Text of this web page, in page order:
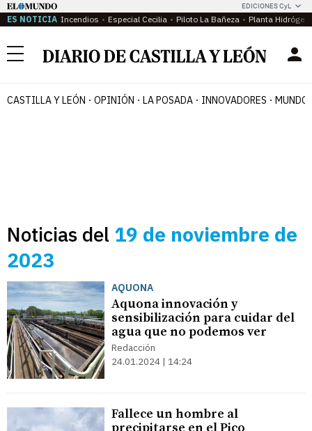
EDICIONES CyL
ES NOTICIA Incendios Especial Cecilia Piloto La Bañeza Planta
Menú
CASTILLA Y LEÓN OPINIÓN LA POSADA INNOVADORES MUNDO
Noticias del 19 de noviembre de
2023
AQUONA
Aquona innovación y
sensibilización para cuidar del
agua que no podemos ver
Redacción
24.01.2024 | 14:24
Fallece un hombre al